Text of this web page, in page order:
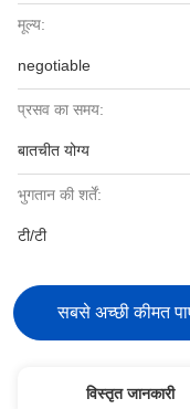
मूल्य:
negotiable
प्रसव का समय:
बातचीत योग्य
भुगतान की शर्तें:
टी/टी
सबसे अच्छी कीमत
विस्तृत जानकारी